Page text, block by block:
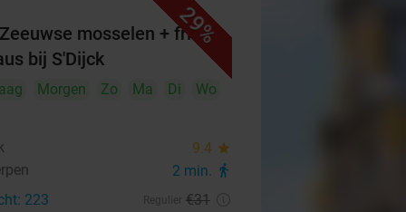
29%
mosselen + friet
bij S'Dijck
Morgen Zo Ma Di
Wo
9.4 star
2 min. directions_walk
223 €31